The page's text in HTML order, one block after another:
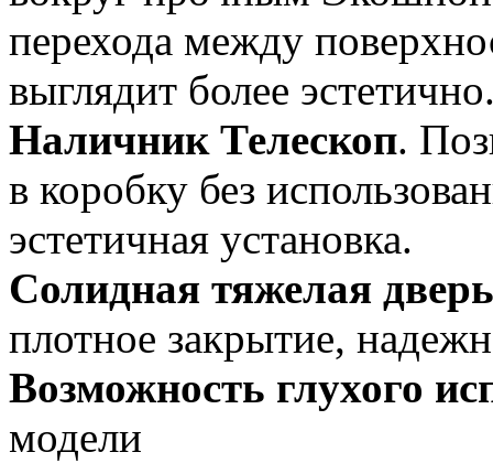
перехода между
выглядит более
Наличник Телескоп.
в коробку без
эстетичная установка.
Солидная тяжелая
плотное закрытие,
Возможность глухого
модели